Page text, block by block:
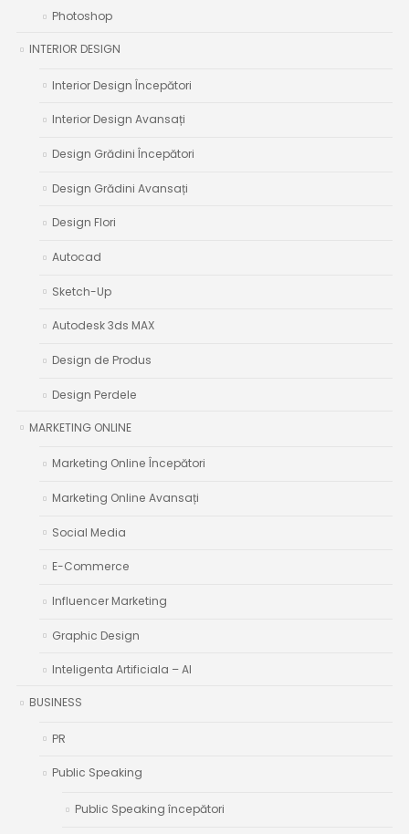
Photoshop
INTERIOR DESIGN
Interior Design Începători
Interior Design Avansați
Design Grădini Începători
Design Grădini Avansați
Design Flori
Autocad
Sketch-Up
Autodesk 3ds MAX
Design de Produs
Design Perdele
MARKETING ONLINE
Marketing Online Începători
Marketing Online Avansați
Social Media
E-Commerce
Influencer Marketing
Graphic Design
Inteligenta Artificiala – AI
BUSINESS
PR
Public Speaking
Public Speaking începători